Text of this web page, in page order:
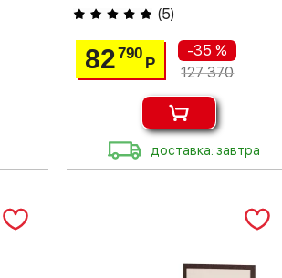
(5)
82790
Р
-35 %
127 370
доставка: завтра